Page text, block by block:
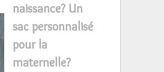
naissance? Un
sac personnalisé
pour la
maternelle?